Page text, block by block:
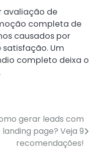
avaliação de
completa de
causados por
Um
completo deixa o
gerar leads com
landing page? Veja 9
recomendações!